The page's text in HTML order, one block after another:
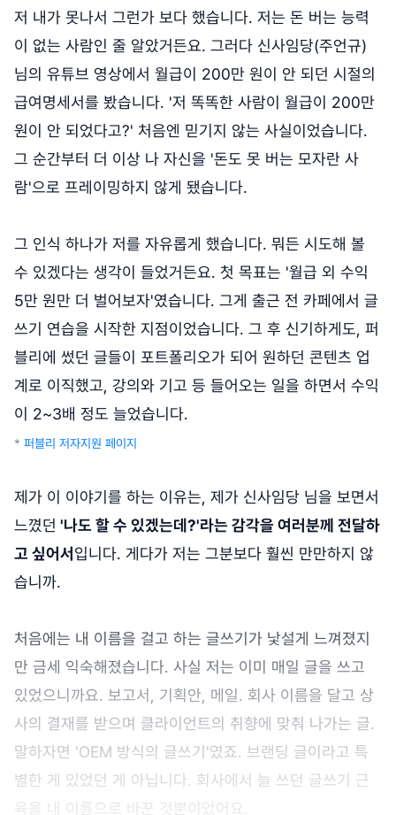
저 내가 못나서 그런가 보다 했습니다. 저는 돈 버는 능력
이 없는 사람인 줄 알았거든요. 그러다 신사임당(주언규)
님의 유튜브 영상에서 월급이 200만 원이 안 되던 시절의
급여명세서를 봤습니다. '저 똑똑한 사람이 월급이 200만
원이 안 되었다고?' 처음엔 믿기지 않는 사실이었습니다.
그 순간부터 더 이상 나 자신을 '돈도 못 버는 모자란 사
람'으로 프레이밍하지 않게 됐습니다.
그 인식 하나가 저를 자유롭게 했습니다. 뭐든 시도해 볼
수 있겠다는 생각이 들었거든요. 첫 목표는 '월급 외 수익
5만 원만 더 벌어보자'였습니다. 그게 출근 전 카페에서 글
쓰기 연습을 시작한 지점이었습니다. 그 후 신기하게도, 퍼
블리에 썼던 글들이 포트폴리오가 되어 원하던 콘텐츠 업
계로 이직했고, 강의와 기고 등 들어오는 일을 하면서 수익
이 2~3배 정도 늘었습니다.
* 퍼블리 저자지원 페이지
제가 이 이야기를 하는 이유는, 제가 신사임당 님을 보면서
느꼈던 '나도 할 수 있겠는데?'라는 감각을 여러분께 전달하
고 싶어서 입니다. 게다가 저는 그분보다 훨씬 만만하지 않
습니까.
처음에는 내 이름을 걸고 하는 글쓰기가 낯설게 느껴졌지
만 금세 익숙해졌습니다. 사실 저는 이미 매일 글을 쓰고
있었으니까요. 보고서, 기획안, 메일. 회사 이름을 달고 상
사의 결재를 받으며 클라이언트의 취향에 맞춰 나가는 글.
말하자면 'OEM 방식의 글쓰기'였죠. 브랜딩 글이라고 특
별한 게 있었던 게 아닙니다. 회사에서 늘 쓰던 글쓰기 근
육을 내 이름으로 바꾼 것뿐이었어요.